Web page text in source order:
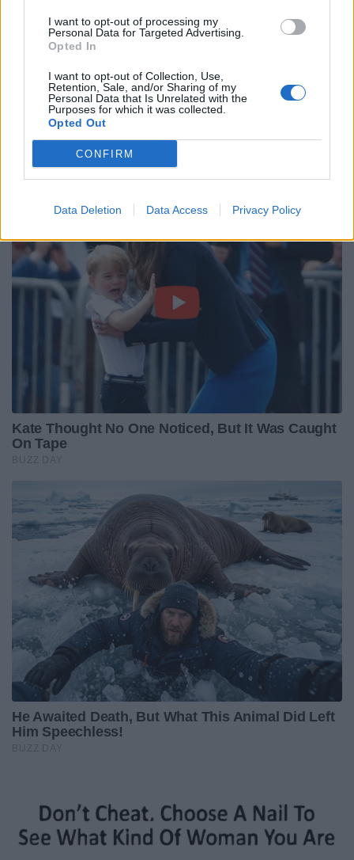
I want to opt-out of processing my
Personal Data for Targeted Advertising.
Opted In
I want to opt-out of Collection, Use,
Retention, Sale, and/or Sharing of my
Personal Data that Is Unrelated with the
Purposes for which it was collected.
Opted Out
CONFIRM
Data Deletion Data Access Privacy Policy
TMO:Marius Jonker (South Africa)